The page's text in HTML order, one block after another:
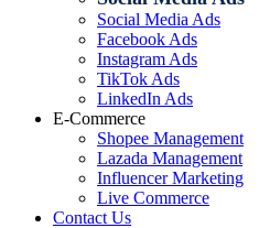
Social Media Ads
Facebook Ads
Instagram Ads
TikTok Ads
LinkedIn Ads
E-Commerce
Shopee Management
Lazada Management
Influencer Marketing
Live Commerce
Contact Us